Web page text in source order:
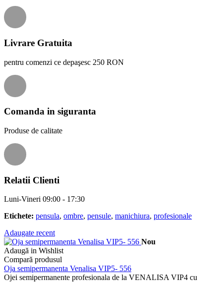
Livrare Gratuita
pentru comenzi ce depaşesc 250 RON
Comanda in siguranta
Produse de calitate
Relatii Clienti
Luni-Vineri 09:00 - 17:30
Etichete: pensula, ombre, pensule, manichiura, profesionale
Adaugate recent
Nou
Adaugă in Wishlist
Compară produsul
Oja semipermanenta Venalisa VIP5- 556
Ojei semipermanente profesionala de la VENALISA VIP4 cu